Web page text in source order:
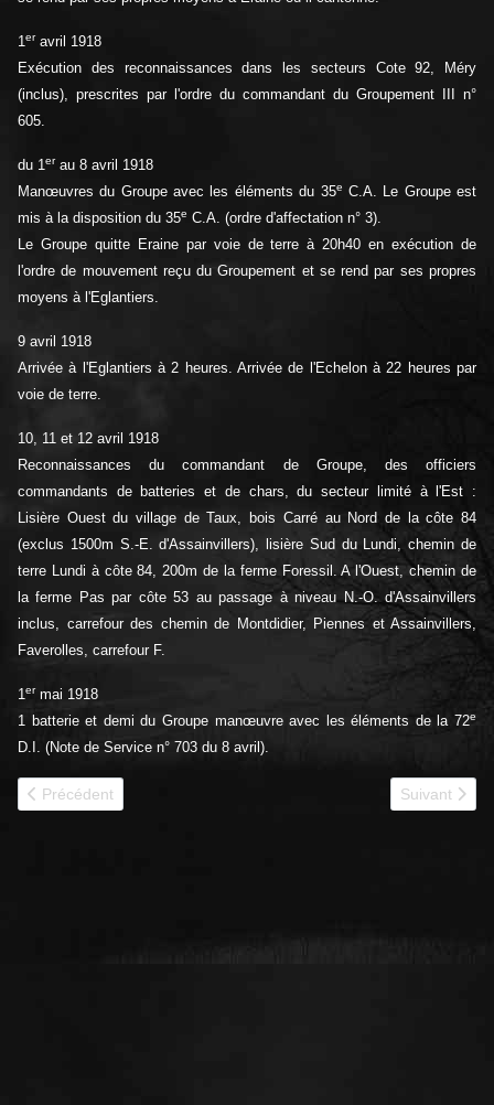
1eravril 1918
Exécution des reconnaissances dans les secteurs Cote 92, Méry
(inclus), prescrites par l'ordre du commandant du Groupement III n°
605.
du 1erau 8 avril 1918
Manœuvres du Groupe avec les éléments du 35e C.A. Le Groupe est
mis à la disposition du 35e C.A. (ordre d'affectation n° 3).
Le Groupe quitte Eraine par voie de terre à 20h40 en exécution de
l'ordre de mouvement reçu du Groupement et se rend par ses propres
moyens à l'Eglantiers.
9 avril 1918
Arrivée à l'Eglantiers à 2 heures. Arrivée de l'Echelon à 22 heures par
voie de terre.
10, 11 et 12 avril 1918
Reconnaissances du commandant de Groupe, des officiers
commandants de batteries et de chars, du secteur limité à l'Est :
Lisière Ouest du village de Taux, bois Carré au Nord de la côte 84
(exclus 1500m S.-E. d'Assainvillers), lisière Sud du Lundi, chemin de
terre Lundi à côte 84, 200m de la ferme Foressil. A l'Ouest, chemin de
la ferme Pas par côte 53 au passage à niveau N.-O. d'Assainvillers
inclus, carrefour des chemin de Montdidier, Piennes et Assainvillers,
Faverolles, carrefour F.
1ermai 1918
1 batterie et demi du Groupe manœuvre avec les éléments de la 72e
D.I. (Note de Service n° 703 du 8 avril).
Article précédent : 1917-1918 AS35 JMO
Précédent Article
Suivant